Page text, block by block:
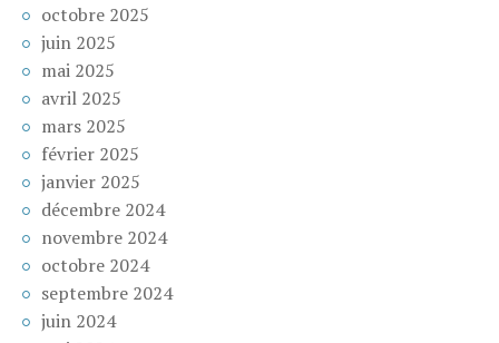
octobre 2025
juin 2025
mai 2025
avril 2025
mars 2025
février 2025
janvier 2025
décembre 2024
novembre 2024
octobre 2024
septembre 2024
juin 2024